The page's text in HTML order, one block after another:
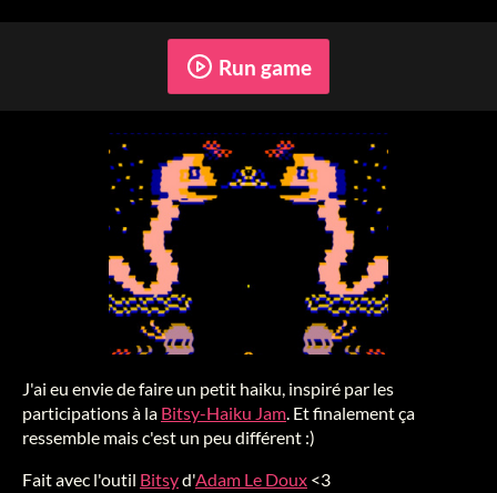
Run game
J'ai eu envie de faire un petit haiku, inspiré par les
participations à la Bitsy-Haiku Jam. Et finalement ça
ressemble mais c'est un peu différent :)
Fait avec l'outil Bitsyd'Adam Le Doux <3